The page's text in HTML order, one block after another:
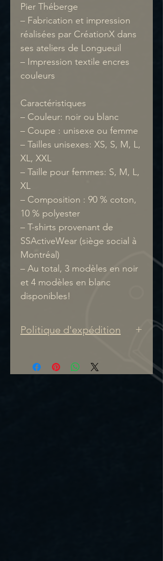
Pier Théberge
– Fabrication et impression
réalisées par CréationX dans
ses ateliers de Longueuil
– Impression textile encres
couleurs
Caractéristiques
– Couleur: noir ou blanc
– Coupe : unisexe ou femme
– Tailles unisexes: XS, S, M, L,
XL, XXL
– Taille pour femmes: S, M, L,
XL
– Composition : 90 % coton,
10 % polyester
– T-shirts provenant de
SSActiveWear (siège social à
Montréal)
– Au total, 3 modèles en noir
et 4 modèles en blanc
disponibles!
Politique d'expédition
Les prix affichés sur notre